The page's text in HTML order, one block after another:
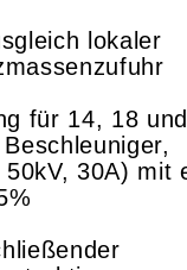
lokaler
für 14, 18
30A) mit